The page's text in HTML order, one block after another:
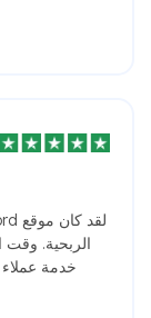
الربحية. وقت
خدمة